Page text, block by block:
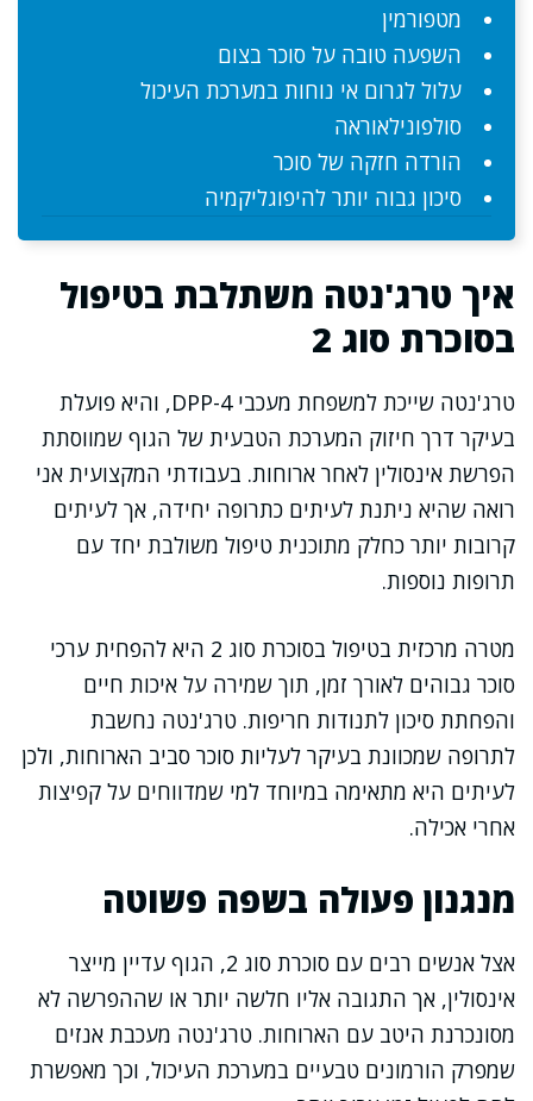
מטפורמין
השפעה טובה על סוכר בצום
עלול לגרום אי נוחות במערכת העיכול
סולפונילאוראה
הורדה חזקה של סוכר
סיכון גבוה יותר להיפוגליקמיה
איך טרג'נטה משתלבת בטיפול
בסוכרת סוג 2
טרג'נטה שייכת למשפחת מעכבי DPP-4, והיא פועלת
בעיקר דרך חיזוק המערכת הטבעית של הגוף שמווסתת
הפרשת אינסולין לאחר ארוחות. בעבודתי המקצועית אני
רואה שהיא ניתנת לעיתים כתרופה יחידה, אך לעיתים
קרובות יותר כחלק מתוכנית טיפול משולבת יחד עם
תרופות נוספות.
מטרה מרכזית בטיפול בסוכרת סוג 2 היא להפחית ערכי
סוכר גבוהים לאורך זמן, תוך שמירה על איכות חיים
והפחתת סיכון לתנודות חריפות. טרג'נטה נחשבת
לתרופה שמכוונת בעיקר לעליות סוכר סביב הארוחות, ולכן
לעיתים היא מתאימה במיוחד למי שמדווחים על קפיצות
אחרי אכילה.
מנגנון פעולה בשפה פשוטה
אצל אנשים רבים עם סוכרת סוג 2, הגוף עדיין מייצר
אינסולין, אך התגובה אליו חלשה יותר או שההפרשה לא
מסונכרנת היטב עם הארוחות. טרג'נטה מעכבת אנזים
שמפרק הורמונים טבעיים במערכת העיכול, וכך מאפשרת